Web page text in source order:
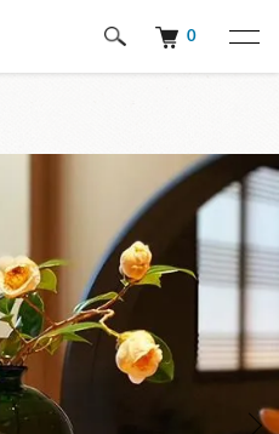
0